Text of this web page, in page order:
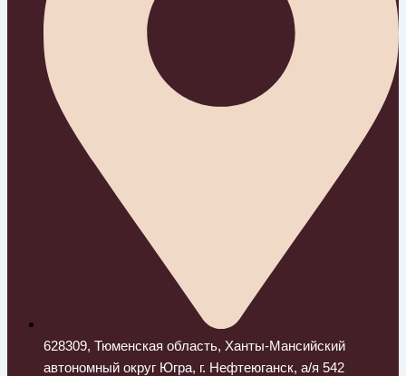
628309, Тюменская область, Ханты-Мансийский
автономный округ Югра, г. Нефтеюганск, а/я 542